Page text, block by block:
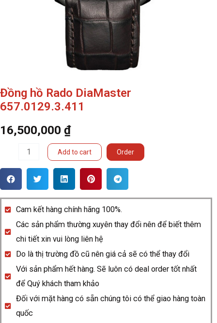
Đồng hồ Rado DiaMaster
657.0129.3.411
16,500,000 ₫
Rado
657.0129.3.411
quantity
Add to cart Order
Cam kết hàng chính hãng 100%.
Các sản phẩm thường xuyên thay đổi nên để biết thêm
chi tiết xin vui lòng liên hệ
Do là thị trường đồ cũ nên giá cả sẽ có thể thay đổi
Với sản phẩm hết hàng. Sẽ luôn có deal order tốt nhất
để Quý khách tham khảo
Đối với mặt hàng có sẵn chúng tôi có thể giao hàng toàn
quốc